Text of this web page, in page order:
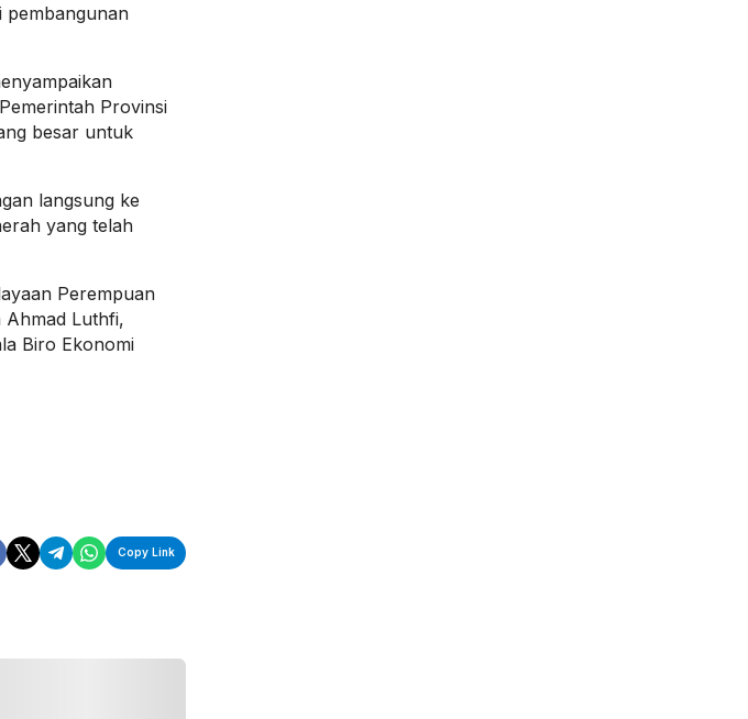
pembangunan
Provinsi
besar untuk
langsung ke
yang telah
Perempuan
Luthfi,
Biro Ekonomi
Copy Link